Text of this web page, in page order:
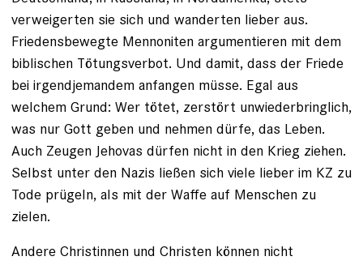
verweigerten sie sich und wanderten lieber aus.
Friedensbewegte Mennoniten argumentieren mit dem
biblischen Tötungsverbot. Und damit, dass der Friede
bei irgendjemandem anfangen müsse. Egal aus
welchem Grund: Wer tötet, zerstört unwiederbringlich,
was nur Gott geben und nehmen ­dürfe, das Leben.
Auch Zeugen Jehovas dürfen nicht in den Krieg ziehen.
Selbst unter den Nazis ließen sich viele ­lieber im KZ zu
Tode prügeln, als mit der Waffe auf Menschen zu
zielen.
Andere Christinnen und Christen können nicht